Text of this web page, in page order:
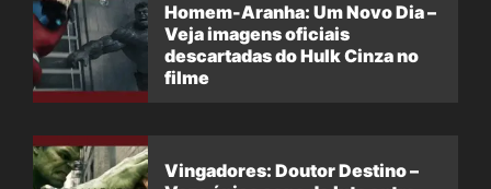
Homem-Aranha: Um Novo Dia –
Veja imagens oficiais
descartadas do Hulk Cinza no
filme
Vingadores: Doutor Destino –